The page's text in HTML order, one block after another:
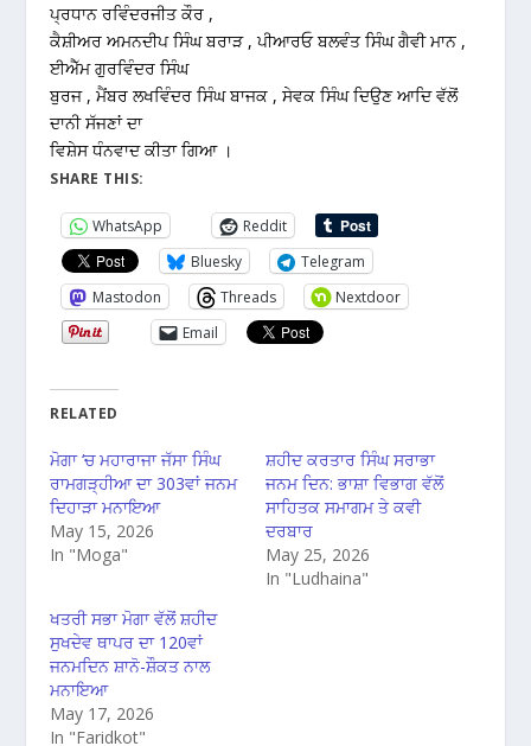
ਪ੍ਰਧਾਨ ਰਵਿੰਦਰਜੀਤ ਕੌਰ ,
ਕੈਸ਼ੀਅਰ ਅਮਨਦੀਪ ਸਿੰਘ ਬਰਾੜ , ਪੀਆਰਓ ਬਲਵੰਤ ਸਿੰਘ ਗੈਵੀ ਮਾਨ ,
ਈਐੱਮ ਗੁਰਵਿੰਦਰ ਸਿੰਘ
ਬੁਰਜ , ਮੈਂਬਰ ਲਖਵਿੰਦਰ ਸਿੰਘ ਬਾਜਕ , ਸੇਵਕ ਸਿੰਘ ਦਿਉਣ ਆਦਿ ਵੱਲੋਂ
ਦਾਨੀ ਸੱਜਣਾਂ ਦਾ
ਵਿਸ਼ੇਸ ਧੰਨਵਾਦ ਕੀਤਾ ਗਿਆ ।
SHARE THIS:
WhatsApp
Reddit
Bluesky
Telegram
Mastodon
Threads
Nextdoor
Email
RELATED
ਮੋਗਾ ‘ਚ ਮਹਾਰਾਜਾ ਜੱਸਾ ਸਿੰਘ
ਰਾਮਗੜ੍ਹੀਆ ਦਾ 303ਵਾਂ ਜਨਮ
ਦਿਹਾੜਾ ਮਨਾਇਆ
May 15, 2026
In "Moga"
ਸ਼ਹੀਦ ਕਰਤਾਰ ਸਿੰਘ ਸਰਾਭਾ
ਜਨਮ ਦਿਨ: ਭਾਸ਼ਾ ਵਿਭਾਗ ਵੱਲੋਂ
ਸਾਹਿਤਕ ਸਮਾਗਮ ਤੇ ਕਵੀ
ਦਰਬਾਰ
May 25, 2026
In "Ludhaina"
ਖਤਰੀ ਸਭਾ ਮੋਗਾ ਵੱਲੋਂ ਸ਼ਹੀਦ
ਸੁਖਦੇਵ ਥਾਪਰ ਦਾ 120ਵਾਂ
ਜਨਮਦਿਨ ਸ਼ਾਨੋ-ਸ਼ੌਕਤ ਨਾਲ
ਮਨਾਇਆ
May 17, 2026
In "Faridkot"